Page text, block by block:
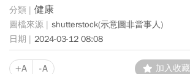
健康
shutterstock(示意圖非當事人)
2024-03-12 08:08
+A -A 加入收藏